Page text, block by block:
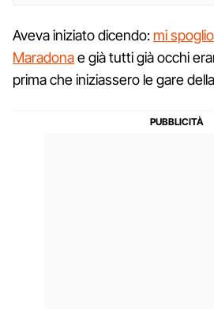
Aveva iniziato dicendo: mi
Maradonae già tutti già occhi
prima che iniziassero le gare